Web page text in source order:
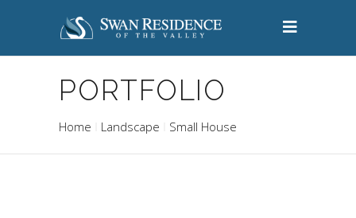
PORTFOLIO
Home Landscape Small House